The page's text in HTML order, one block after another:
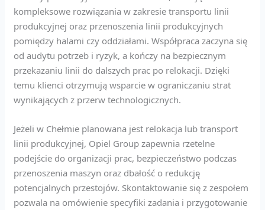
kompleksowe rozwiązania w zakresie transportu linii
produkcyjnej oraz przenoszenia linii produkcyjnych
pomiędzy halami czy oddziałami. Współpraca zaczyna się
od audytu potrzeb i ryzyk, a kończy na bezpiecznym
przekazaniu linii do dalszych prac po relokacji. Dzięki
temu klienci otrzymują wsparcie w ograniczaniu strat
wynikających z przerw technologicznych.
Jeżeli w Chełmie planowana jest relokacja lub transport
linii produkcyjnej, Opiel Group zapewnia rzetelne
podejście do organizacji prac, bezpieczeństwo podczas
przenoszenia maszyn oraz dbałość o redukcję
potencjalnych przestojów. Skontaktowanie się z zespołem
pozwala na omówienie specyfiki zadania i przygotowanie